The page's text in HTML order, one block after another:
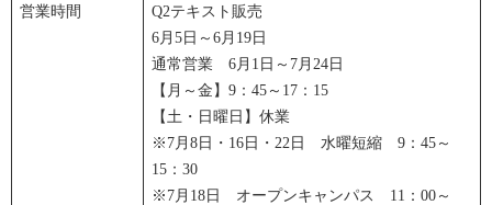
営業時間
Q2テキスト販売
6月5日～6月19日
通常営業 6月1日～7月24日
【月～金】9：45～17：15
【土・日曜日】休業
※7月8日・16日・22日 水曜短縮 9：45～
15：30
※7月18日 オープンキャンパス 11：00～